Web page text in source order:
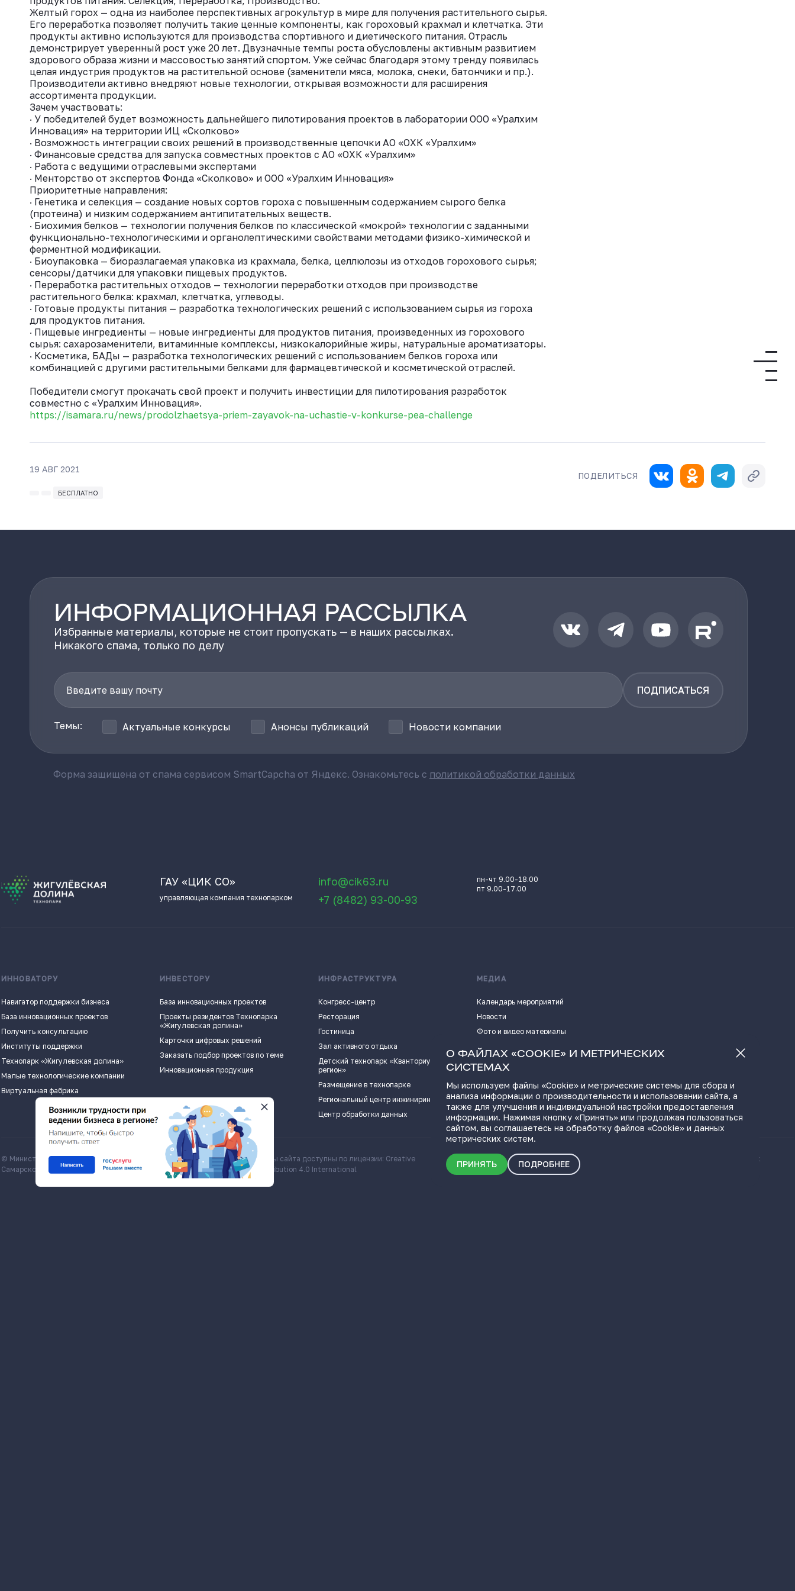
Желтый горох — одна из наиболее перспективных агрокультур в мире для получения растительного сырья.
Его переработка позволяет получить такие ценные компоненты, как гороховый крахмал и клетчатка. Эти
продукты активно используются для производства спортивного и диетического питания. Отрасль
демонстрирует уверенный рост уже 20 лет. Двузначные темпы роста обусловлены активным развитием
здорового образа жизни и массовостью занятий спортом. Уже сейчас благодаря этому тренду появилась
целая индустрия продуктов на растительной основе (заменители мяса, молока, снеки, батончики и пр.).
Производители активно внедряют новые технологии, открывая возможности для расширения
ассортимента продукции.
Зачем участвовать:
· У победителей будет возможность дальнейшего пилотирования проектов в лаборатории ООО «Уралхим
Инновация» на территории ИЦ «Сколково»
· Возможность интеграции своих решений в производственные цепочки АО «ОХК «Уралхим»
· Финансовые средства для запуска совместных проектов с АО «ОХК «Уралхим»
· Работа с ведущими отраслевыми экспертами
· Менторство от экспертов Фонда «Сколково» и ООО «Уралхим Инновация»
Приоритетные направления:
· Генетика и селекция — создание новых сортов гороха с повышенным содержанием сырого белка
(протеина) и низким содержанием антипитательных веществ.
· Биохимия белков — технологии получения белков по классической «мокрой» технологии с заданными
функционально-технологическими и органолептическими свойствами методами физико-химической и
ферментной модификации.
· Биоупаковка — биоразлагаемая упаковка из крахмала, белка, целлюлозы из отходов горохового сырья;
сенсоры/датчики для упаковки пищевых продуктов.
· Переработка растительных отходов — технологии переработки отходов при производстве
растительного белка: крахмал, клетчатка, углеводы.
· Готовые продукты питания — разработка технологических решений с использованием сырья из гороха
для продуктов питания.
· Пищевые ингредиенты — новые ингредиенты для продуктов питания, произведенных из горохового
сырья: сахарозаменители, витаминные комплексы, низкокалорийные жиры, натуральные ароматизаторы.
· Косметика, БАДы — разработка технологических решений с использованием белков гороха или
комбинацией с другими растительными белками для фармацевтической и косметической отраслей.
Победители смогут прокачать свой проект и получить инвестиции для пилотирования разработок
совместно с «Уралхим Инновация».
https://isamara.ru/news/prodolzhaetsya-priem-zayavok-na-uchastie-v-konkurse-pea-challenge
19 АВГ 2021
БЕСПЛАТНО
ПОДЕЛИТЬСЯ
ИНФОРМАЦИОННАЯ РАССЫЛКА
Избранные материалы, которые не стоит пропускать — в наших рассылках.
Никакого спама, только по делу
ПОДПИСАТЬСЯ
Темы: Актуальные конкурсы Анонсы публикаций Новости компании
Форма защищена от спама сервисом SmartCapcha от Яндекс. Ознакомьтесь с политикой обработки данных
ГАУ «ЦИК СО»
управляющая компания технопарком
info@cik63.ru
+7 (8482) 93-00-93
пн-чт 9.00-18.00
пт 9.00-17.00
ИННОВАТОРУ
Навигатор поддержки бизнеса
База инновационных проектов
Получить консультацию
Институты поддержки
Технопарк «Жигулевская долина»
Малые технологические компании
Виртуальная фабрика
ИНВЕСТОРУ
База инновационных проектов
Проекты резидентов Технопарка
«Жигулевская долина»
Карточки цифровых решений
Заказать подбор проектов по теме
Инновационная продукция
ИНФРАСТРУКТУРА
Конгресс-центр
Ресторация
Гостиница
Зал активного отдыха
Детский технопарк «Кванториум - 63
регион»
Размещение в технопарке
Региональный центр инжиниринга
Центр обработки данных
МЕДИА
Календарь мероприятий
Новости
Фото и видео материалы
Истории успеха
ПОЛЕЗНЫЕ ССЫЛКИ
© Министерство экономического развития и инвестиций
Самарской области, economy.samregion.ru, 2026
Все материалы сайта доступны по лицензии: Creative
Commons Attribution 4.0 International
Скачать информационные материалы
о Самарской области
Политика о персональных
О ФАЙЛАХ «COOKIE» И МЕТРИЧЕСКИХ
СИСТЕМАХ
Мы используем файлы «Cookie» и метрические системы для сбора и
анализа информации о производительности и использовании сайта, а
также для улучшения и индивидуальной настройки предоставления
информации. Нажимая кнопку «Принять» или продолжая пользоваться
сайтом, вы соглашаетесь на обработку файлов «Cookie» и данных
метрических систем.
ПРИНЯТЬ ПОДРОБНЕЕ